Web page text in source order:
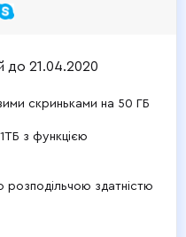
до 21.04.2020
скриньками на 50 ГБ
з функцією
розподільчою здатністю